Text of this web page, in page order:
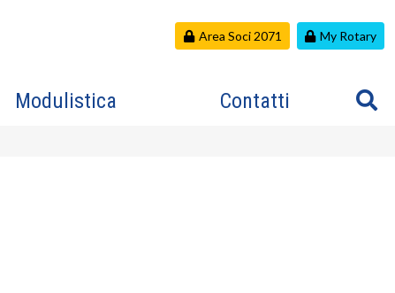
Area Soci 2071 My Rotary
Modulistica Contatti